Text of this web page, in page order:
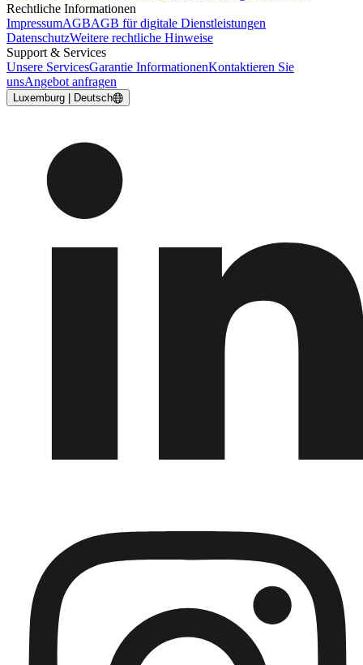
Rechtliche Informationen
ImpressumAGBAGB für digitale Dienstleistungen
DatenschutzWeitere rechtliche Hinweise
Support & Services
Unsere ServicesGarantie InformationenKontaktieren Sie
unsAngebot anfragen
Luxemburg | Deutsch